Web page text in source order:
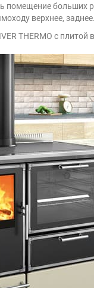
помещение больших
верхнее,
THERMO с